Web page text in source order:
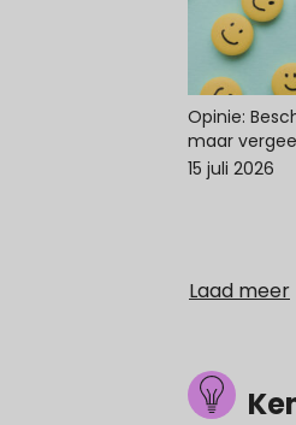
Opinie:
maar
15 juli 2026
Laad meer